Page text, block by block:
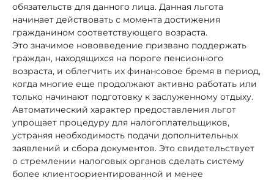
обязательств для данного лица. Данная льгота
начинает действовать с момента достижения
гражданином соответствующего возраста.
Это значимое нововведение призвано поддержать
граждан, находящихся на пороге пенсионного
возраста, и облегчить их финансовое бремя в период,
когда многие еще продолжают активно работать или
только начинают подготовку к заслуженному отдыху.
Автоматический характер предоставления льгот
упрощает процедуру для налогоплательщиков,
устраняя необходимость подачи дополнительных
заявлений и сбора документов. Это свидетельствует
о стремлении налоговых органов сделать систему
более клиентоориентированной и менее